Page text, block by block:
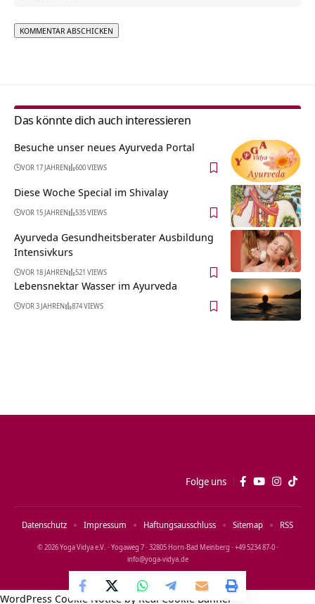
Das könnte dich auch interessieren
Besuche unser neues Ayurveda Portal
VOR 17 JAHREN 600 VIEWS
Diese Woche Special im Shivalay
VOR 15 JAHREN 535 VIEWS
Ayurveda Gesundheitsberater Ausbildung
Intensivkurs
VOR 18 JAHREN 521 VIEWS
Lebensnektar Wasser im Ayurveda
VOR 3 JAHREN 874 VIEWS
Folge uns
© 2026 Yoga Vidya e.V. · Yogaweg 7 · 32805 Horn‑Bad Meinberg · +49 5234 87‑0 ·
info@yoga‑vidya.de
Datenschutz Impressum Haftungsausschluss Sitemap RSS
WordPress Cookie Notice by Real Cookie Banner